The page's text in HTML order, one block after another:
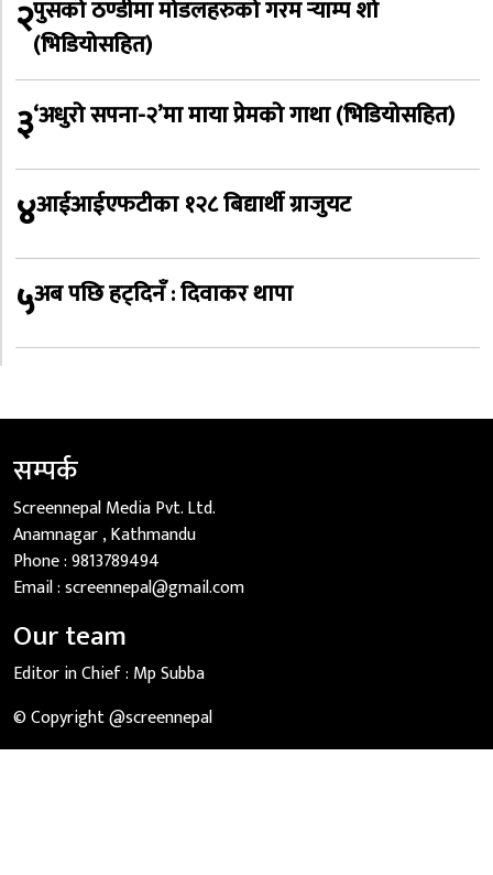
२पुसको ठण्डीमा मोडलहरुको गरम र्‍याम्प शो
(भिडियोसहित)
३‘अधुरो सपना-२’मा माया प्रेमको गाथा (भिडियोसहित)
४आईआईएफटीका १२८ बिद्यार्थी ग्राजुयट
५अब पछि हट्दिनँ : दिवाकर थापा
सम्पर्क
Screennepal Media Pvt. Ltd.
Anamnagar , Kathmandu
Phone :9813789494
Email :screennepal@gmail.com
Our team
Editor in Chief : Mp Subba
© Copyright @screennepal